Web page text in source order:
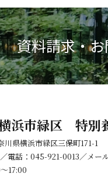
資料請求・
浜市緑区 特別
川県横浜市緑区三保町171-1
電話：045-921-0013／メー
17:00